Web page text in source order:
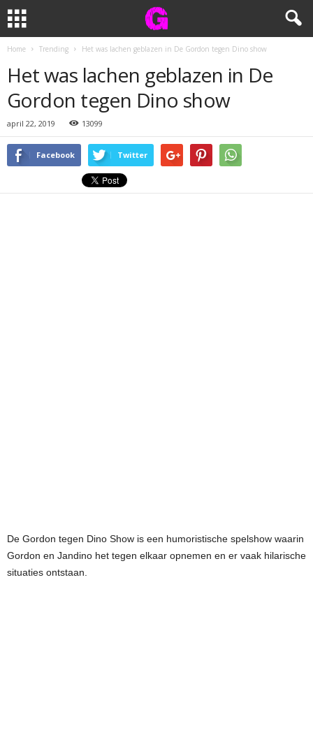
Home Trending Het was lachen geblazen in De Gordon tegen Dino show
Het was lachen geblazen in De
Gordon tegen Dino show
april 22, 2019 13099
Facebook Twitter
De Gordon tegen Dino Show is een humoristische spelshow waarin
Gordon en Jandino het tegen elkaar opnemen en er vaak hilarische
situaties ontstaan.